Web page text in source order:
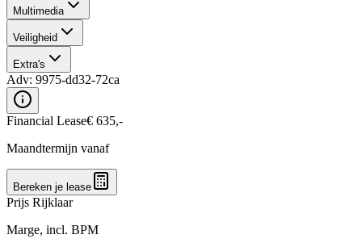
Multimedia
Veiligheid
Extra's
Adv: 9975-dd32-72ca
Financial Lease€ 635,-
Maandtermijn vanaf
Bereken je lease
Prijs Rijklaar
Marge, incl. BPM